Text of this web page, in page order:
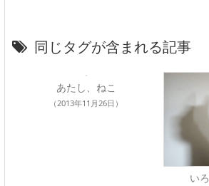
同じタグが含まれる記事
あたし、ねこ
（2013年11月26日）
い